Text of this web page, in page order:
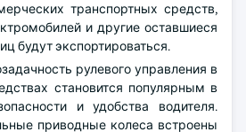
транспортных средств,
и другие оставшиеся
будут экспортироваться.
рулевого управления в
становится популярным в
и удобства водителя.
приводные колеса встроены